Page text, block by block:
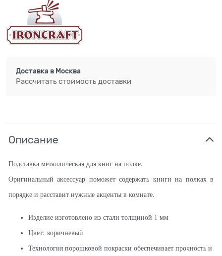
Доставка в Москва
Рассчитать стоимость доставки
Описание
Подставка металлическая для книг на полке.
Оригинальный аксессуар поможет содержать книги на полках в
порядке и расставит нужные акценты в комнате.
Изделие изготовлено из стали толщиной 1 мм
Цвет: коричневый
Технология порошковой покраски обеспечивает прочность и